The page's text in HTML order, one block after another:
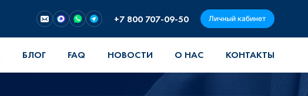
+7 800 707-09-50 Личный кабинет
БЛОГ FAQ НОВОСТИ О НАС КОНТАКТЫ